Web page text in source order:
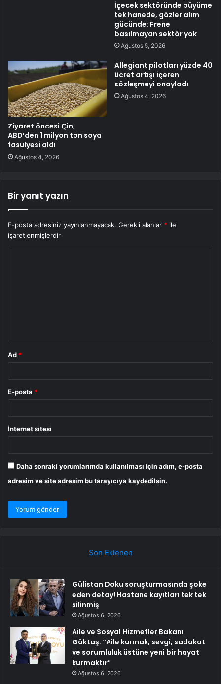
İçecek sektöründe büyüme
tek hanede, gözler alım
gücünde: Frene
basılmayan sektör yok
Ağustos 5, 2026
Ziyaret öncesi Çin,
ABD’den 1 milyon ton soya
fasulyesi aldı
Ağustos 4, 2026
Allegiant pilotları yüzde 40
ücret artışı içeren
sözleşmeyi onayladı
Ağustos 4, 2026
Bir yanıt yazın
E-posta adresiniz yayınlanmayacak. Gerekli alanlar * ile
işaretlenmişlerdir
Ad *
E-posta *
İnternet sitesi
Daha sonraki yorumlarımda kullanılması için adım, e-posta
adresim ve site adresim bu tarayıcıya kaydedilsin.
Son Eklenen
Gülistan Doku soruşturmasında şoke
eden detay! Hastane kayıtları tek tek
silinmiş
Ağustos 6, 2026
Aile ve Sosyal Hizmetler Bakanı
Göktaş: “Aile kurmak, sevgi, sadakat
ve sorumluluk üstüne yeni bir hayat
kurmaktır”
Ağustos 6, 2026